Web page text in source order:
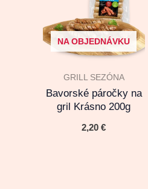
NA OBJEDNÁVKU
GRILL SEZÓNA
Bavorské páročky na
gril Krásno 200g
2,20€